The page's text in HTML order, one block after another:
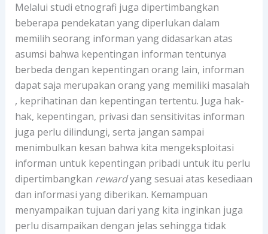
Melalui studi etnografi juga dipertimbangkan
beberapa pendekatan yang diperlukan dalam
memilih seorang informan yang didasarkan atas
asumsi bahwa kepentingan informan tentunya
berbeda dengan kepentingan orang lain, informan
dapat saja merupakan orang yang memiliki masalah
, keprihatinan dan kepentingan tertentu. Juga hak-
hak, kepentingan, privasi dan sensitivitas informan
juga perlu dilindungi, serta jangan sampai
menimbulkan kesan bahwa kita mengeksploitasi
informan untuk kepentingan pribadi untuk itu perlu
dipertimbangkan rewardyang sesuai atas kesediaan
dan informasi yang diberikan. Kemampuan
menyampaikan tujuan dari yang kita inginkan juga
perlu disampaikan dengan jelas sehingga tidak